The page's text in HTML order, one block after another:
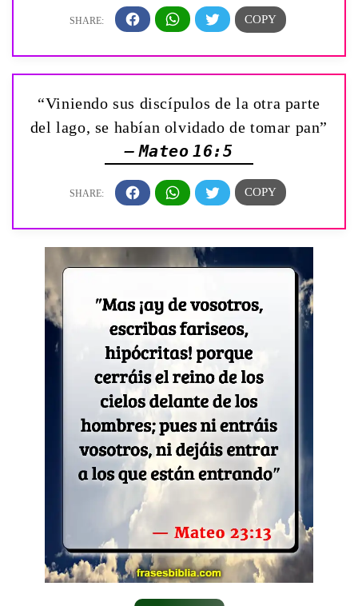
“Viniendo sus discípulos de la otra parte
del lago, se habían olvidado de tomar pan”
— Mateo 16:5